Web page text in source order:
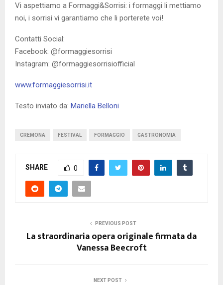
Vi aspettiamo a Formaggi&Sorrisi: i formaggi li mettiamo
noi, i sorrisi vi garantiamo che li porterete voi!
Contatti Social:
Facebook: @formaggiesorrisi
Instagram: @formaggiesorrisiofficial
www.formaggiesorrisi.it
Testo inviato da: Mariella Belloni
CREMONA FESTIVAL FORMAGGIO GASTRONOMIA
SHARE 0
PREVIOUS POST
La straordinaria opera originale firmata da
Vanessa Beecroft
NEXT POST